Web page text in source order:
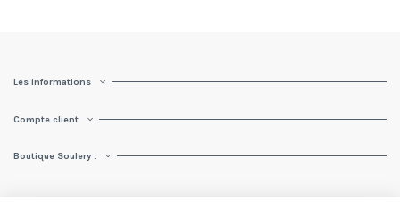
Les informations
Compte client
Boutique Soulery :